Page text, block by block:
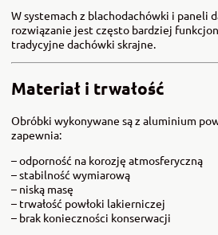
W systemach z blachodachówki i paneli
rozwiązanie jest często bardziej
tradycyjne dachówki skrajne.
Materiał i trwałość
Obróbki wykonywane są z aluminium
zapewnia:
– odporność na korozję atmosferyczną
– stabilność wymiarową
– niską masę
– trwałość powłoki lakierniczej
– brak konieczności konserwacji